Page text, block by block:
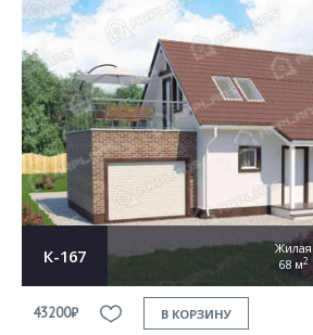
К-167
Жилая
68 м2
43200₽ В КОРЗИНУ